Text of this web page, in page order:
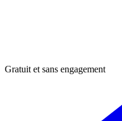
Gratuit et sans engagement